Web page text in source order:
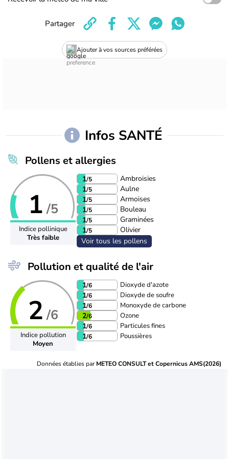
Ajouter à vos sources préférées
Partager
Infos SANTÉ
Pollens et allergies
1 /5
Indice pollinique
Très faible
1/5
Ambroisies
1/5
Aulne
1/5
Armoises
1/5
Bouleau
1/5
Graminées
1/5
Olivier
Voir tous les pollens
Pollution et qualité de l'air
2 /6
Indice pollution
Moyen
1/6 Dioxyde d'azote
1/6 Dioxyde de soufre
1/6 Monoxyde de carbone
2/6 Ozone
1/6 Particules fines
1/6 Poussières
Données établies parMETEO CONSULT et Copernicus AMS(2026)